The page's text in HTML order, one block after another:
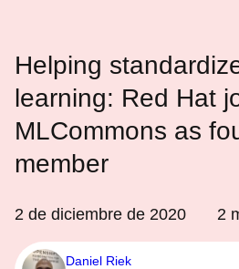
Helping
learning: Red Hat
MLCommons as
member
2 de diciembre de 2020 2
Daniel Riek